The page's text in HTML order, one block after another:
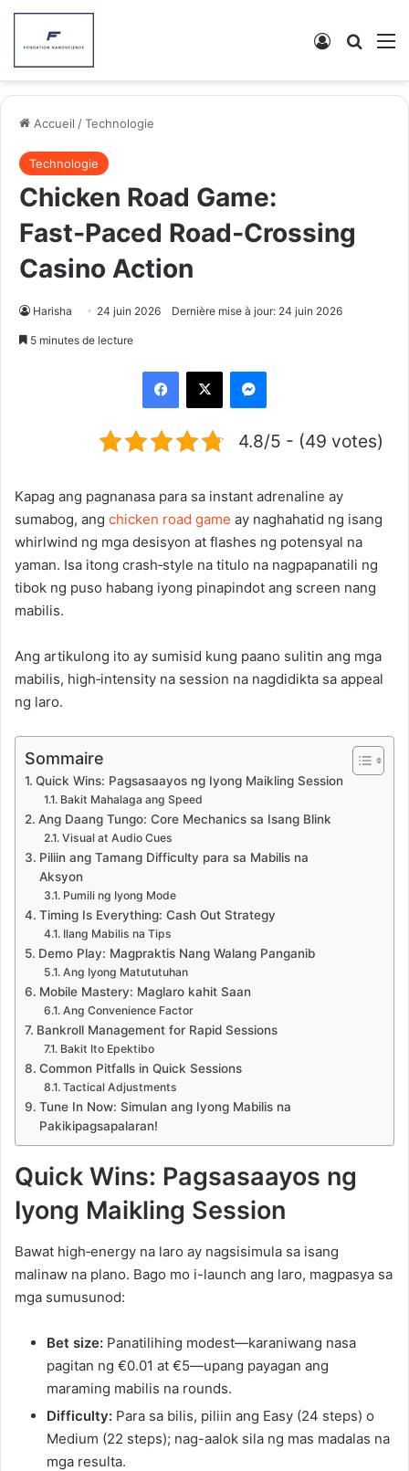
Connexion
Accueil /Technologie
Technologie
Chicken Road Game:
Fast‑Paced Road‑Crossing
Casino Action
Harisha 24 juin 2026 Dernière mise à jour: 24 juin 2026
5 minutes de lecture
Facebook
X Messenger
4.8/5 - (49 votes)
Kapag ang pagnanasa para sa instant adrenaline ay
sumabog, ang chicken road game ay naghahatid ng isang
whirlwind ng mga desisyon at flashes ng potensyal na
yaman. Isa itong crash‑style na titulo na nagpapanatili ng
tibok ng puso habang iyong pinapindot ang screen nang
mabilis.
Ang artikulong ito ay sumisid kung paano sulitin ang mga
mabilis, high‑intensity na session na nagdidikta sa appeal
ng laro.
Sommaire
Quick Wins: Pagsasaayos ng Iyong Maikling Session
Bakit Mahalaga ang Speed
Ang Daang Tungo: Core Mechanics sa Isang Blink
Visual at Audio Cues
Piliin ang Tamang Difficulty para sa Mabilis na
Aksyon
Pumili ng Iyong Mode
Timing Is Everything: Cash Out Strategy
Ilang Mabilis na Tips
Demo Play: Magpraktis Nang Walang Panganib
Ang Iyong Matututuhan
Mobile Mastery: Maglaro kahit Saan
Ang Convenience Factor
Bankroll Management for Rapid Sessions
Bakit Ito Epektibo
Common Pitfalls in Quick Sessions
Tactical Adjustments
Tune In Now: Simulan ang Iyong Mabilis na
Pakikipagsapalaran!
Quick Wins: Pagsasaayos ng
Iyong Maikling Session
Bawat high‑energy na laro ay nagsisimula sa isang
malinaw na plano. Bago mo i-launch ang laro, magpasya sa
mga sumusunod:
Bet size: Panatilihing modest—karaniwang nasa
pagitan ng €0.01 at €5—upang payagan ang
maraming mabilis na rounds.
Difficulty: Para sa bilis, piliin ang Easy (24 steps) o
Medium (22 steps); nag-aalok sila ng mas madalas na
mga resulta.